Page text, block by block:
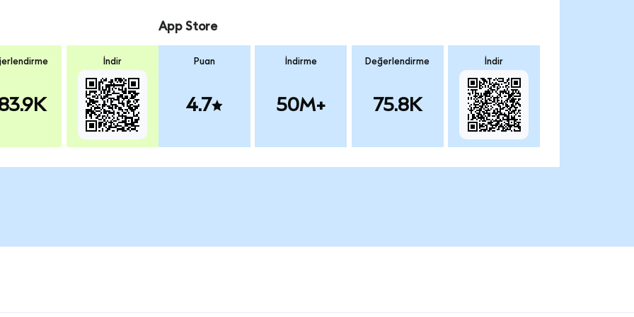
İndir
App Store
Puan
4.7
İndirme
50M+
Değerlendirme
75.8K
İndir